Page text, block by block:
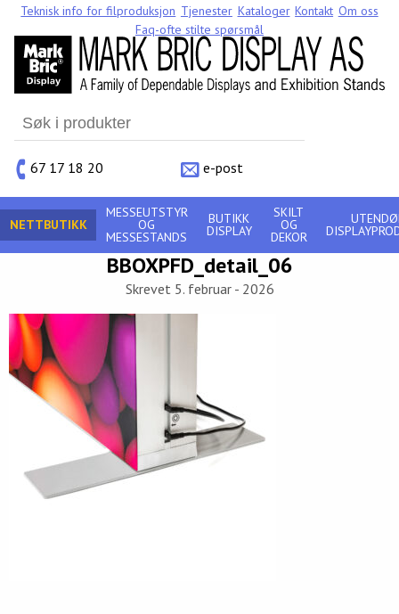
Search
for:
67 17 18 20
e-post
Teknisk info for filproduksjon Tjenester Kataloger Kontakt Om oss
Faq-ofte stilte spørsmål
NETTBUTIKK
MESSEUTSTYR
OG
MESSESTANDS
BUTIKK
DISPLAY
SKILT
OG
DEKOR
BBOXPFD_detail_06
Skrevet 5. februar - 2026